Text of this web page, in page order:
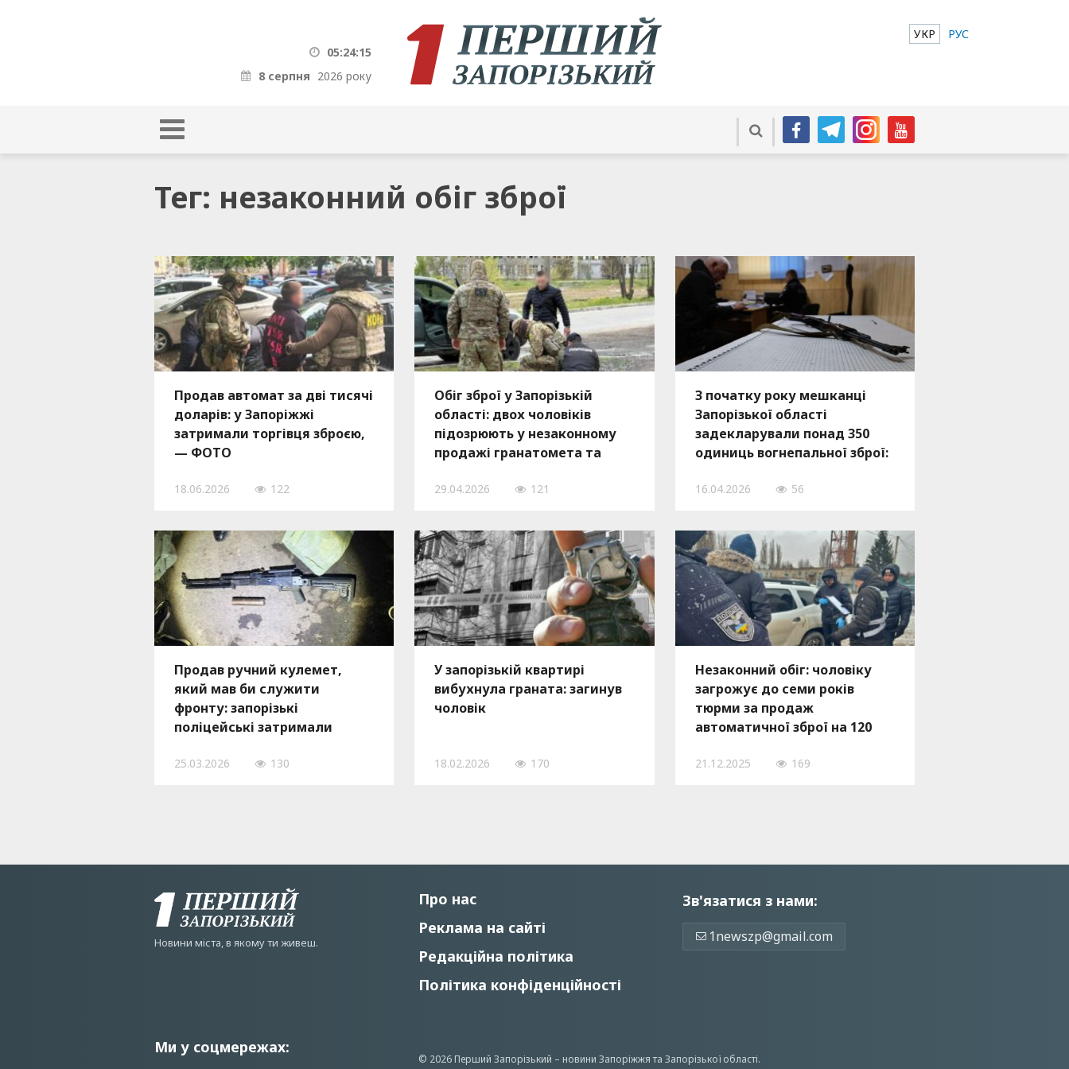
05:24:15
8 серпня 2026 року
УКР РУС
Тег: незаконний обіг зброї
Продав автомат за дві тисячі
доларів: у Запоріжжі
затримали торгівця зброєю,
— ФОТО
18.06.2026 122
Обіг зброї у Запорізькій
області: двох чоловіків
підозрюють у незаконному
продажі гранатомета та
29.04.2026 121
З початку року мешканці
Запорізької області
задекларували понад 350
одиниць вогнепальної зброї:
16.04.2026 56
Продав ручний кулемет,
який мав би служити
фронту: запорізькі
поліцейські затримали
зброєю, — ФОТО
25.03.2026 130
У запорізькій квартирі
вибухнула граната: загинув
чоловік
18.02.2026 170
Незаконний обіг: чоловіку
загрожує до семи років
тюрми за продаж
автоматичної зброї на 120
21.12.2025 169
Новини мiста, в якому ти живеш.
Про нас
Реклама на сайті
Редакційна політика
Політика конфіденційності
Зв'язатися з нами:
1newszp@gmail.com
Ми у соцмережах:
© 2026 Перший Запорізький – новини Запоріжжята Запорізької області.